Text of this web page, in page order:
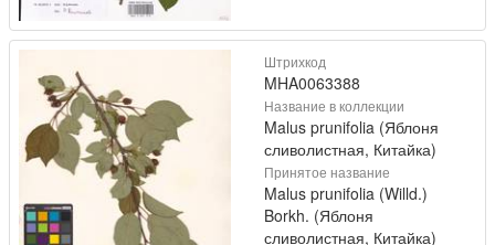
Штрихкод
MHA0063388
Название в коллекции
Malus prunifolia (Яблоня
сливолистная, Китайка)
Принятое название
Malus prunifolia (Willd.)
Borkh. (Яблоня
сливолистная, Китайка)